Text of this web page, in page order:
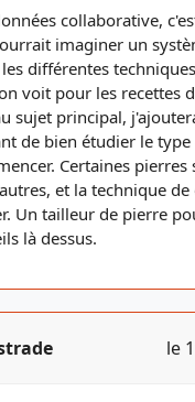
collaborative,
imaginer un
différentes
voit pour les recettes
sujet principal,
de bien étudier le type
Certaines pierres
et la technique de
Un tailleur de pierre
là dessus.
le